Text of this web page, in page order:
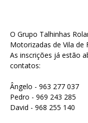
O Grupo Talhinhas
Motorizadas de Vila de
As inscrições já estão
contatos:
Ângelo - 963 277 037
Pedro - 969 243 285
David - 968 255 140